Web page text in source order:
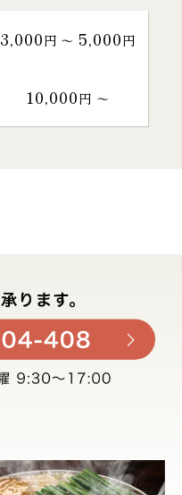
3,000円 〜 5,000円
10,000円 〜